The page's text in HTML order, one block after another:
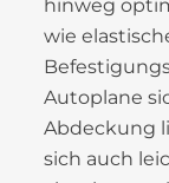
hinweg
wie
Autoplane
Abdeckung
sich auch